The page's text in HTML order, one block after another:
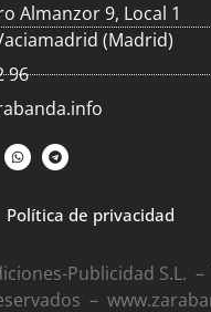
Almanzor 9, Local 1
(Madrid)
96
Política de privacidad
Publicidad S.L.
–